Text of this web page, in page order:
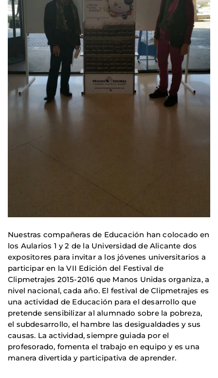
Nuestras compañeras de Educación han colocado en
los Aularios 1 y 2 de la Universidad de Alicante dos
expositores para invitar a los jóvenes universitarios a
participar en la VII Edición del Festival de
Clipmetrajes 2015-2016 que Manos Unidas organiza, a
nivel nacional, cada año. El festival de Clipmetrajes es
una actividad de Educación para el desarrollo que
pretende sensibilizar al alumnado sobre la pobreza,
el subdesarrollo, el hambre las desigualdades y sus
causas. La actividad, siempre guiada por el
profesorado, fomenta el trabajo en equipo y es una
manera divertida y participativa de aprender.